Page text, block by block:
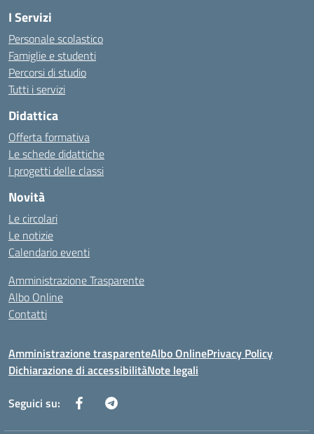
I Servizi
Personale scolastico
Famiglie e studenti
Percorsi di studio
Tutti i servizi
Didattica
Offerta formativa
Le schede didattiche
I progetti delle classi
Novità
Le circolari
Le notizie
Calendario eventi
Amministrazione Trasparente
Albo Online
Contatti
Amministrazione trasparenteAlbo OnlinePrivacy Policy
Dichiarazione di accessibilitàNote legali
Seguici su: